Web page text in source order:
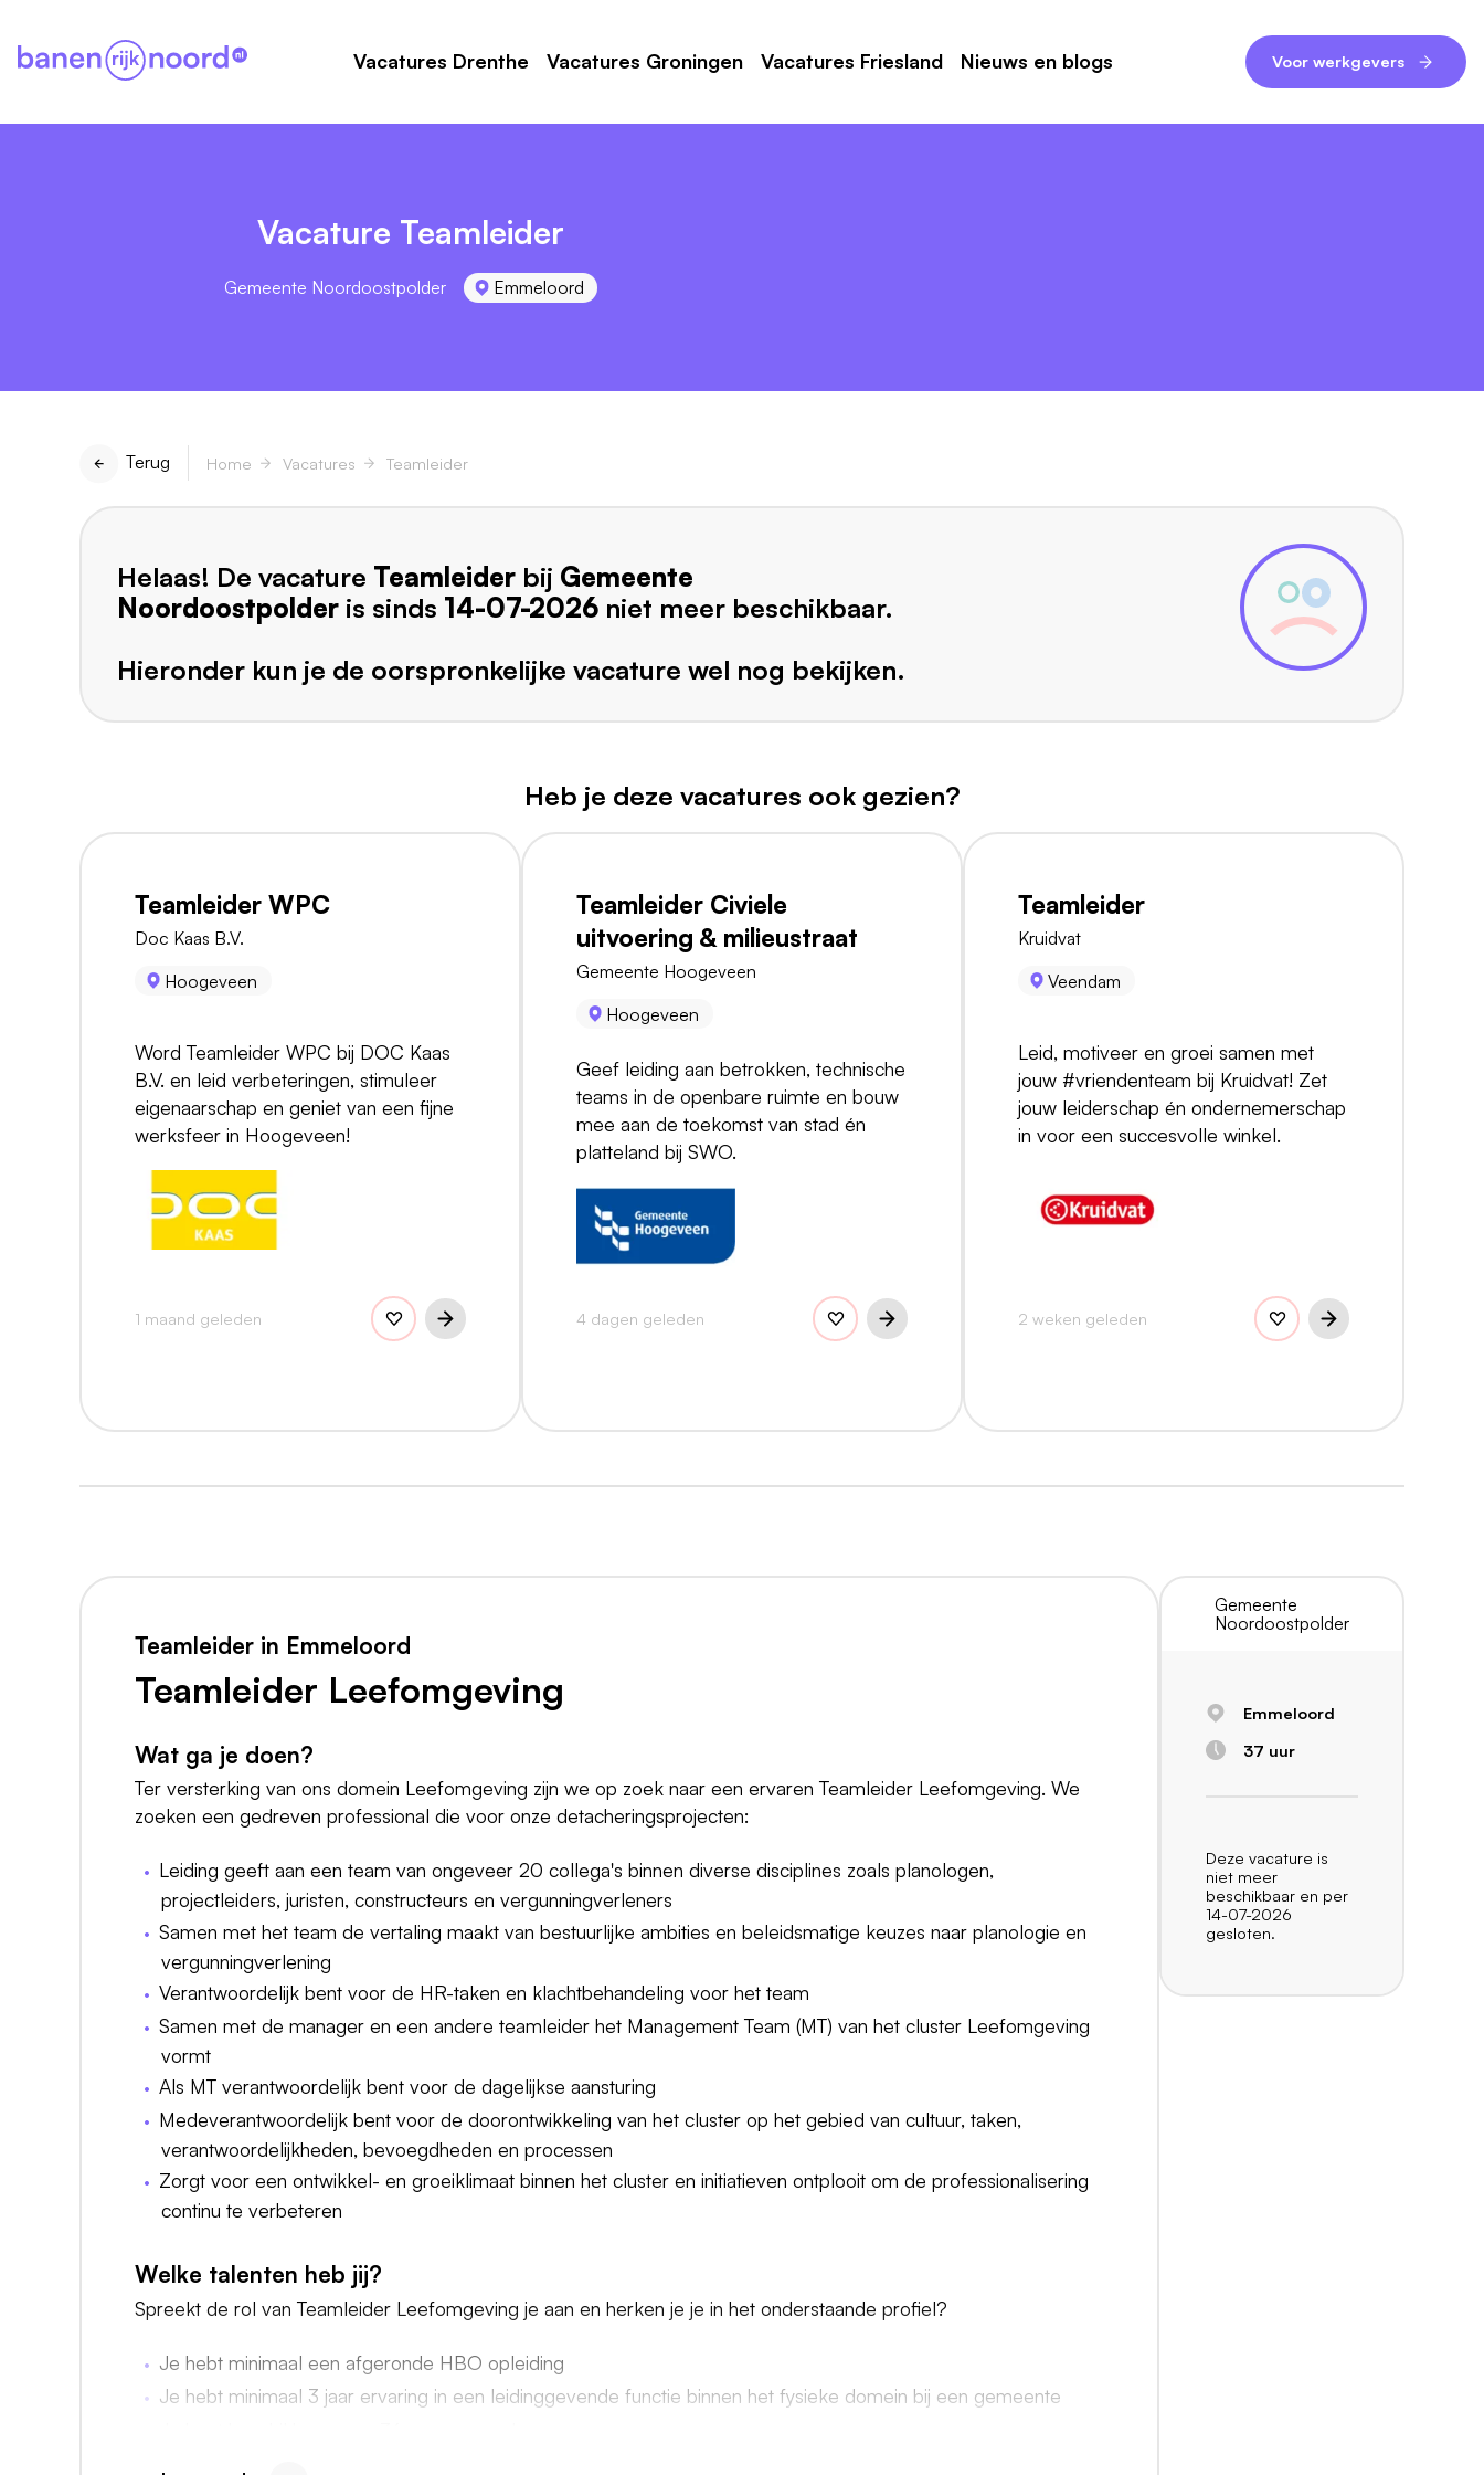
Vacatures Drenthe Vacatures Groningen Vacatures Friesland Nieuws en blogs Voor werkgevers
Vacature Teamleider
Gemeente Noordoostpolder Emmeloord
Terug Home Vacatures Teamleider
Helaas! De vacature Teamleider bij Gemeente
Noordoostpolder is sinds 14-07-2026 niet meer beschikbaar.
Hieronder kun je de oorspronkelijke vacature wel nog bekijken.
Heb je deze vacatures ook gezien?
Teamleider WPC
Doc Kaas B.V.
Hoogeveen
Word Teamleider WPC bij DOC Kaas
B.V. en leid verbeteringen, stimuleer
eigenaarschap en geniet van een fijne
werksfeer in Hoogeveen!
1 maand geleden
Teamleider Civiele
uitvoering & milieustraat
Gemeente Hoogeveen
Hoogeveen
Geef leiding aan betrokken, technische
teams in de openbare ruimte en bouw
mee aan de toekomst van stad én
platteland bij SWO.
4 dagen geleden
Teamleider
Kruidvat
Veendam
Leid, motiveer en groei samen met
jouw #vriendenteam bij Kruidvat! Zet
jouw leiderschap én ondernemerschap
in voor een succesvolle winkel.
2 weken geleden
Teamleider in Emmeloord
Teamleider Leefomgeving
Wat ga je doen?
Ter versterking van ons domein Leefomgeving zijn we op zoek naar een ervaren Teamleider Leefomgeving. We
zoeken een gedreven professional die voor onze detacheringsprojecten:
Leiding geeft aan een team van ongeveer 20 collega's binnen diverse disciplines zoals planologen,
projectleiders, juristen, constructeurs en vergunningverleners
Samen met het team de vertaling maakt van bestuurlijke ambities en beleidsmatige keuzes naar planologie en
vergunningverlening
Verantwoordelijk bent voor de HR-taken en klachtbehandeling voor het team
Samen met de manager en een andere teamleider het Management Team (MT) van het cluster Leefomgeving
vormt
Als MT verantwoordelijk bent voor de dagelijkse aansturing
Medeverantwoordelijk bent voor de doorontwikkeling van het cluster op het gebied van cultuur, taken,
verantwoordelijkheden, bevoegdheden en processen
Zorgt voor een ontwikkel- en groeiklimaat binnen het cluster en initiatieven ontplooit om de professionalisering
continu te verbeteren
Welke talenten heb jij?
Spreekt de rol van Teamleider Leefomgeving je aan en herken je je in het onderstaande profiel?
Je hebt minimaal een afgeronde HBO opleiding
Je hebt minimaal 3 jaar ervaring in een leidinggevende functie binnen het fysieke domein bij een gemeente
Gemeente
Noordoostpolder
Emmeloord
37 uur
Deze vacature is
niet meer
beschikbaar en per
14-07-2026
gesloten.